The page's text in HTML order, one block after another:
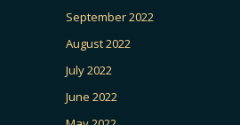
September 2022
August 2022
July 2022
June 2022